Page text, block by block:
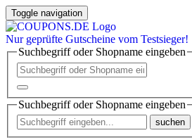
Toggle navigation
Nur geprüfte Gutscheine vom Testsieger!
Suchbegriff oder Shopname eingeben
Suchbegriff oder Shopname eingeben
suchen